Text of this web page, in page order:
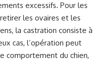
excessifs. Pour les
les ovaires et les
la castration consiste à
cas, l’opération peut
comportement du chien,